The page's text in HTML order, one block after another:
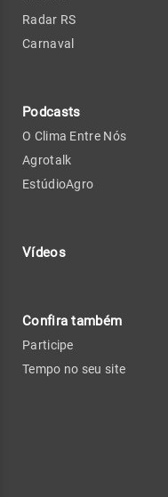
Radar RS
Carnaval
Podcasts
O Clima Entre Nós
Agrotalk
EstúdioAgro
Vídeos
Confira também
Participe
Tempo no seu site